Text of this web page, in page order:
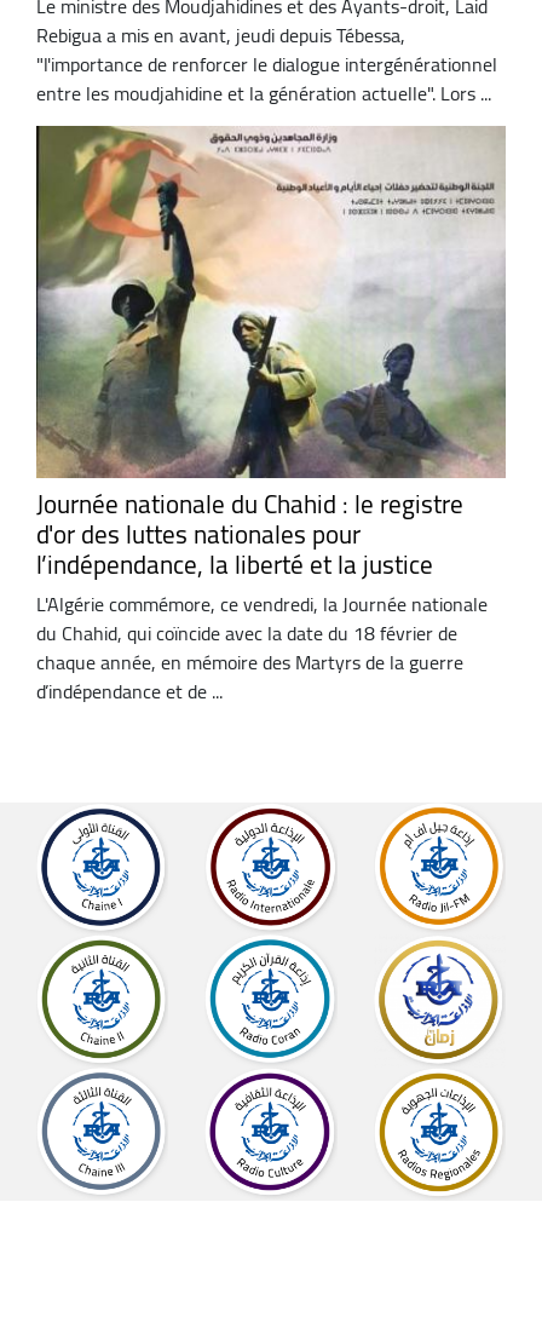
Rebigua a mis en avant, jeudi depuis Tébessa,
"l'importance de renforcer le dialogue intergénérationnel
entre les moudjahidine et la génération actuelle". Lors ...
Journée nationale du Chahid : le registre
d'or des luttes nationales pour
l’indépendance, la liberté et la justice
L'Algérie commémore, ce vendredi, la Journée nationale
du Chahid, qui coïncide avec la date du 18 février de
chaque année, en mémoire des Martyrs de la guerre
d’indépendance et de ...